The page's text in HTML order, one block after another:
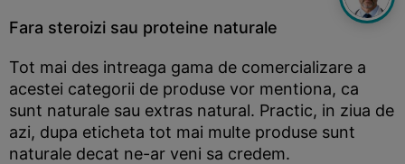
Fara steroizi sau proteine naturale
Tot mai des intreaga gama de comercializare a
acestei categorii de produse vor mentiona, ca
sunt naturale sau extras natural. Practic, in ziua de
azi, dupa eticheta tot mai multe produse sunt
naturale decat ne-ar veni sa credem.